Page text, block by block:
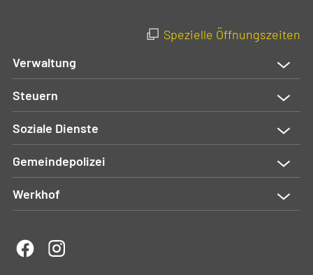
Spezielle Öffnungszeiten
Verwaltung
Steuern
Soziale Dienste
Gemeindepolizei
Werkhof